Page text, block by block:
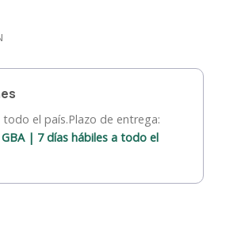
todo el país.Plazo de entrega:
GBA | 7 días hábiles a todo el